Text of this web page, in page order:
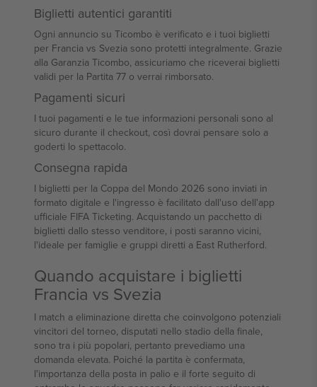
Biglietti autentici garantiti
Ogni annuncio su Ticombo è verificato e i tuoi biglietti
per Francia vs Svezia sono protetti integralmente. Grazie
alla Garanzia Ticombo, assicuriamo che riceverai biglietti
validi per la Partita 77 o verrai rimborsato.
Pagamenti sicuri
I tuoi pagamenti e le tue informazioni personali sono al
sicuro durante il checkout, così dovrai pensare solo a
goderti lo spettacolo.
Consegna rapida
I biglietti per la Coppa del Mondo 2026 sono inviati in
formato digitale e l'ingresso è facilitato dall'uso dell'app
ufficiale FIFA Ticketing. Acquistando un pacchetto di
biglietti dallo stesso venditore, i posti saranno vicini,
l'ideale per famiglie e gruppi diretti a East Rutherford.
Quando acquistare i biglietti
Francia vs Svezia
I match a eliminazione diretta che coinvolgono potenziali
vincitori del torneo, disputati nello stadio della finale,
sono tra i più popolari, pertanto prevediamo una
domanda elevata. Poiché la partita è confermata,
l'importanza della posta in palio e il forte seguito di